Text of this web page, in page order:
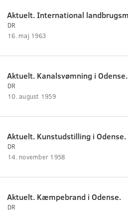
DR
16. maj 1963
Aktuelt. Kanalsvømning i Odense.
DR
10. august 1959
Aktuelt. Kunstudstilling i Odense.
DR
14. november 1958
Aktuelt. Kæmpebrand i Odense.
DR